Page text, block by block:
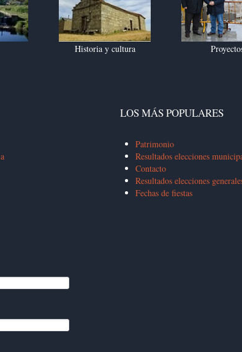
Historia y cultura
LOS MÁS POPULARES
Patrimonio
Resultados elecciones
Contacto
Resultados elecciones
Fechas de fiestas